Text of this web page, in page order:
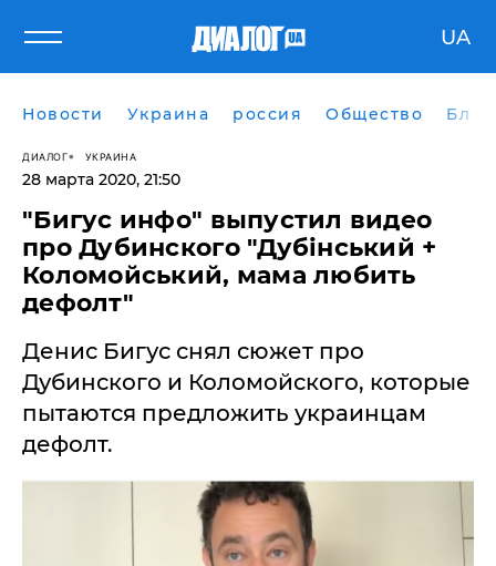
UA
Новости Украина россия Общество
ДИАЛОГ УКРАИНА
28 марта 2020, 21:50
"Бигус инфо" выпустил видео
про Дубинского "Дубінський +
Коломойський, мама любить
дефолт"
Денис Бигус снял сюжет про
Дубинского и Коломойского, которые
пытаются предложить украинцам
дефолт.